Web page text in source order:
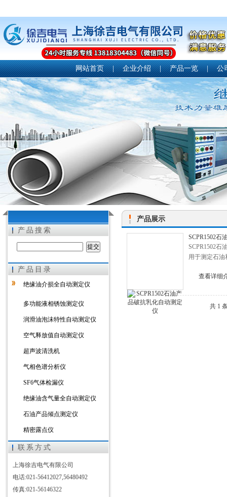
上海徐吉电气有限公司
网站首页 | 企业介绍 | 产品一览 | 公
产品搜索
产品目录
绝缘油介损全自动测定仪
多功能液相锈蚀测定仪
润滑油泡沫特性自动测定仪
空气释放值自动测定仪
超声波清洗机
气相色谱分析仪
SF6气体检漏仪
绝缘油含气量全自动测定仪
石油产品倾点测定仪
精密露点仪
石油破测定仪
体积电阻率测定仪
水溶性酸测定仪
绝缘油耐压测定仪
联系方式
上海徐吉电气有限公司
电话:021-56412027,56480492
传真:021-56146322
产品展示
SCPR1502石
SCPR1502石
用于测定石
查看详细
共 1